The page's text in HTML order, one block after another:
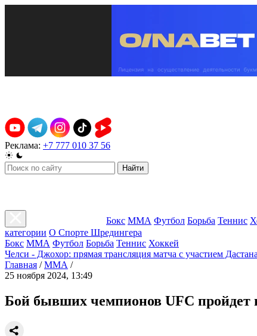
Реклама: +7 777 010 37 56
Найти
Бокс ММА Футбол Борьба Теннис
категории О Спорте Шредингера
Бокс ММА Футбол Борьба Теннис Хоккей
Челси - Джохор: прямая трансляция матча с участием
Главная / ММА /
25 ноября 2024, 13:49
Бой бывших чемпионов UFC пройдет